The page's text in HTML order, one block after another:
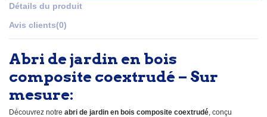
Détails du produit
Avis clients(0)
Abri de jardin en bois
composite coextrudé – Sur
mesure:
Découvrez notre abri de jardin en bois composite coextrudé, conçu